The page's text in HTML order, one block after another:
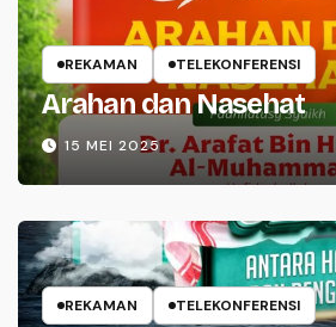
REKAMAN TELEKONFERENSI
Arahan dan Nasehat
15 MEI 2025
REKAMAN TELEKONFERENSI